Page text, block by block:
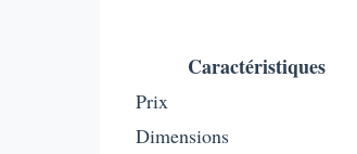
Caractéristiques
Prix
Dimensions